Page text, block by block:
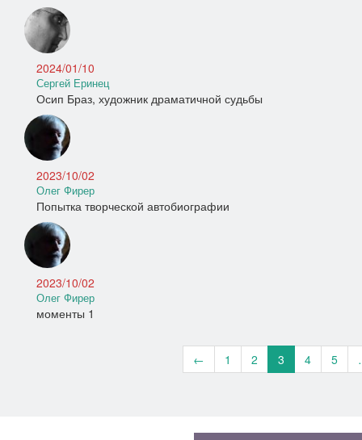
2024/01/10
Сергей Еринец
Осип Браз, художник драматичной судьбы
2023/10/02
Олег Фирер
Попытка творческой автобиографии
2023/10/02
Олег Фирер
моменты 1
← 1 2 3 4 5